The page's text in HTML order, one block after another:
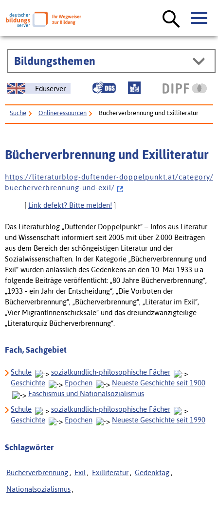
Bildungsthemen
Eduserver
Suche Onlineressourcen Bücherverbrennung und Exilliteratur
Bücherverbrennung und Exilliteratur
h t t p s : / / l i t e r a t u r b l o g - d u f t e n d e r - d o p p e l p u n k t . a t / c a t e g o r y /
b u e c h e r v e r b r e n n u n g - u n d - e x i l /
[ Link defekt? Bitte melden! ]
Das Literaturblog „Duftender Doppelpunkt“ – Infos aus Literatur
und Wissenschaft informiert seit 2005 mit über 2.000 Beiträgen
aus dem Bereich der schöngeistigen Literatur und der
Sozialwissenschaften. In der Kategorie „Bücherverbrennung und
Exil“ wurden anlässlich des Gedenkens an den 10. Mai 1933 u.a.
folgende Beiträge veröffentlicht: „80 Jahre Bücherverbrennung“,
„1933 - ein Jahr der Entscheidung“, „Die Vorboten der
Bücherverbrennung“, „Bücherverbrennung“, „Literatur im Exil“,
„Vier MigrantInnenschicksale“ und das dreiundzwanzigteilige
„Literaturquiz Bücherverbrennung“.
Fach, Sachgebiet
Schule
sozialkundlich-philosophische Fächer
Geschichte
Epochen
Neueste Geschichte seit 1900
Faschismus und Nationalsozialismus
Schule
sozialkundlich-philosophische Fächer
Geschichte
Epochen Neueste Geschichte seit 1990
Schlagwörter
Bücherverbrennung , Exil , Exilliteratur , Gedenktag ,
Nationalsozialismus ,